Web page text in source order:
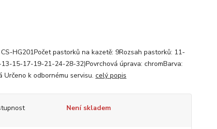
HG201Počet pastorků na kazetě: 9Rozsah pastorků: 11-
15-17-19-21-24-28-32)Povrchová úprava: chromBarva:
Určeno k odbornému servisu. celý popis
Není skladem